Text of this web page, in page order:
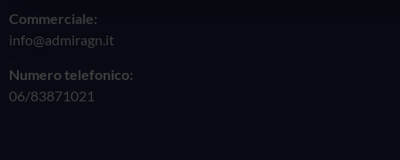
Commerciale:
info@admiragn.it
Numero telefonico:
06/83871021